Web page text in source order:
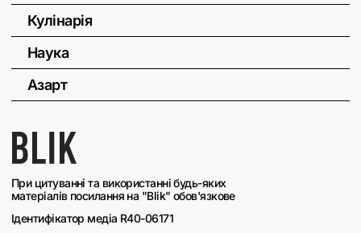
При цитуванні та використанні будь-яких
матеріалів посилання на "Blik" обов'язкове
Ідентифікатор медіа R40-06171
Кулінарія
Наука
Азарт